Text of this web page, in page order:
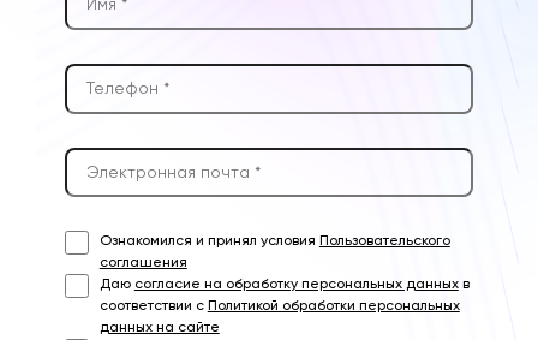
Ознакомился и принял условия
Пользовательского
соглашения
Даю согласие на обработку персональных данныхв
соответствии с
Политикой обработки персональных
данных на сайте